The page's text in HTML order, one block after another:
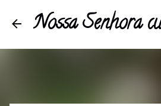
Nossa Senhora